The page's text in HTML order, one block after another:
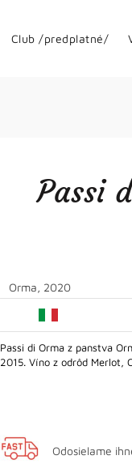
Club /predplatné/
Passi
Orma, 2020
Passi di Orma z panstva
2015. Víno z odrôd Merlot,
Odosielame